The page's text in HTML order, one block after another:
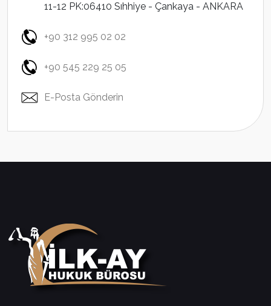
11-12 PK:06410 Sıhhiye - Çankaya - ANKARA
+90 312 995 02 02
+90 545 229 25 05
E-Posta Gönderin